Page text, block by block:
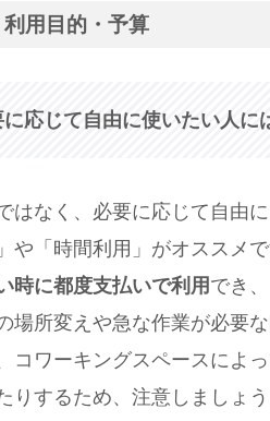
用目的・予算
に応じて自由に使いたい人に
はなく、必要に応じて自由
や「時間利用」がオススメで
時に都度支払いで利用 でき、
場所変えや急な作業が必要
コワーキングスペースによ
りするため、注意しましょう